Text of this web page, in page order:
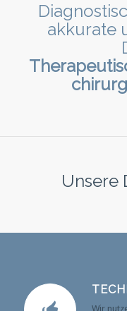
akkurate
Unsere
Wir